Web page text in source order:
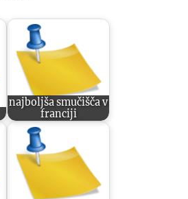
najboljša smučišča v
franciji